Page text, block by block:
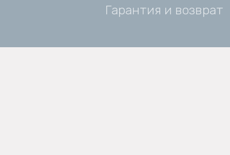
Гарантия и возврат